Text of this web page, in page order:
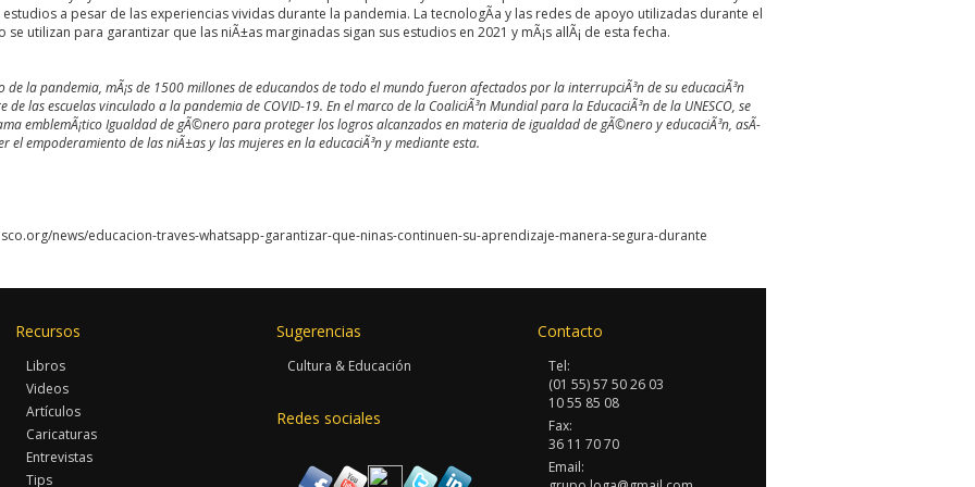
estudios a pesar de las experiencias vividas durante la pandemia. La tecnologÃ­a y las redes de apoyo utilizadas durante el
se utilizan para garantizar que las niÃ±as marginadas sigan sus estudios en 2021 y mÃ¡s allÃ¡ de esta fecha.
de la pandemia, mÃ¡s de 1500 millones de educandos de todo el mundo fueron afectados por la interrupciÃ³n de su educaciÃ³n
de las escuelas vinculado a la pandemia de COVID-19. En el marco de la CoaliciÃ³n Mundial para la EducaciÃ³nde la UNESCO, se
emblemÃ¡tico Igualdad de gÃ©nero para proteger los logros alcanzados en materia de igualdad de gÃ©nero y educaciÃ³n, asÃ­
el empoderamiento de las niÃ±as y las mujeres en la educaciÃ³n y mediante esta.
news/educacion-traves-whatsapp-garantizar-que-ninas-continuen-su-aprendizaje-manera-segura-durante
Recursos
Libros
Videos
Artículos
Caricaturas
Entrevistas
Tips
Sugerencias
Cultura & Educación
Redes sociales
Contacto
Tel:
(01 55) 57 50 26 03
10 55 85 08
Fax:
36 11 70 70
Email: